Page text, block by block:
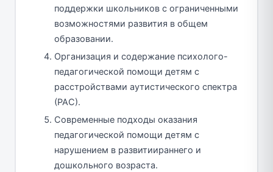
поддержки школьников с ограниченными
возможностями развития в общем
образовании.
Организация и содержание психолого-
педагогической помощи детям с
расстройствами аутистического спектра
(РАС).
Современные подходы оказания
педагогической помощи детям с
нарушением в развитиираннего и
дошкольного возраста.